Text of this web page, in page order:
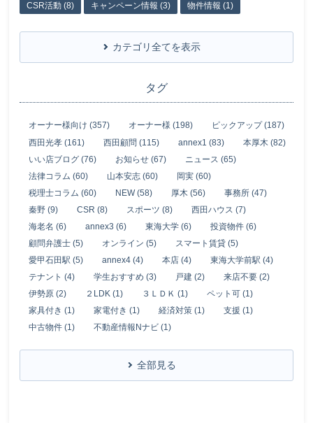
CSR活動 (8) キャンペーン情報 (3) 物件情報 (1)
カテゴリ全てを表示
タグ
オーナー様向け (357) オーナー様 (198)
ピックアップ (187)
西田光孝 (161)
西田顧問 (115) annex1 (83)
本厚木 (82)
いい店ブログ (76)
お知らせ (67)
ニュース (65)
法律コラム (60)
山本安志 (60)
岡実 (60)
税理士コラム (60)
NEW (58) 厚木 (56)
事務所 (47)
秦野 (9)
CSR (8) スポーツ (8)
西田ハウス (7)
海老名 (6)
annex3 (6) 東海大学 (6)
投資物件 (6)
顧問弁護士 (5)
オンライン (5)
スマート賃貸 (5)
愛甲石田駅 (5)
annex4 (4) 本店 (4)
東海大学前駅 (4)
テナント (4)
学生おすすめ (3) 戸建 (2)
来店不要 (2)
伊勢原 (2)
２LDK (1) ３ＬＤＫ (1)
ペット可 (1)
家具付き (1)
家電付き (1) 経済対策 (1)
支援 (1)
中古物件 (1)
不動産情報Nナビ (1)
全部見る